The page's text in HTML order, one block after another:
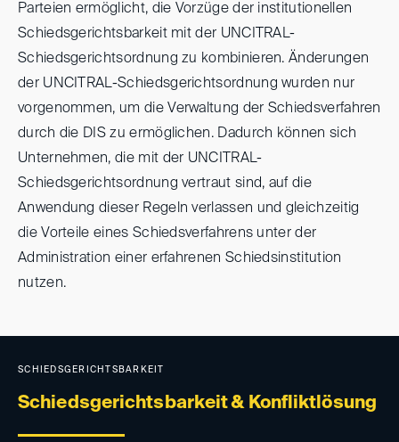
Parteien ermöglicht, die Vorzüge der institutionellen
Schiedsgerichtsbarkeit mit der UNCITRAL-
Schiedsgerichtsordnung zu kombinieren. Änderungen
der UNCITRAL-Schiedsgerichtsordnung wurden nur
vorgenommen, um die Verwaltung der Schiedsverfahren
durch die DIS zu ermöglichen. Dadurch können sich
Unternehmen, die mit der UNCITRAL-
Schiedsgerichtsordnung vertraut sind, auf die
Anwendung dieser Regeln verlassen und gleichzeitig
die Vorteile eines Schiedsverfahrens unter der
Administration einer erfahrenen Schiedsinstitution
nutzen.
SCHIEDSGERICHTSBARKEIT
Schiedsgerichtsbarkeit & Konfliktlösung